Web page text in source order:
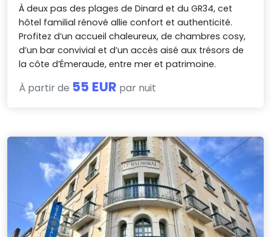
À deux pas des plages de Dinard et du GR34, cet
hôtel familial rénové allie confort et authenticité.
Profitez d’un accueil chaleureux, de chambres cosy,
d’un bar convivial et d’un accès aisé aux trésors de
la côte d’Émeraude, entre mer et patrimoine.
À partir de 55 EUR par nuit